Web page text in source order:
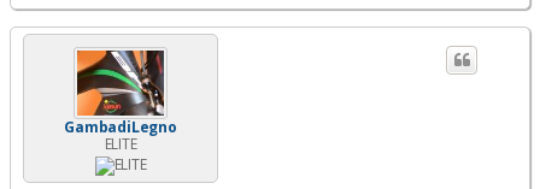
r
r
GambadiLegno
ELITE